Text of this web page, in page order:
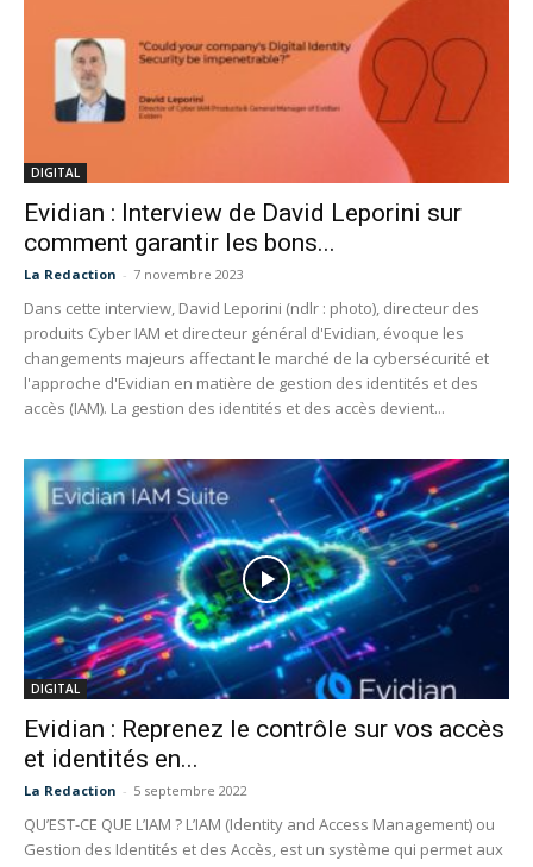
DIGITAL
Evidian : Interview de David Leporini sur
comment garantir les bons...
La Redaction - 7 novembre 2023
Dans cette interview, David Leporini (ndlr : photo), directeur des
produits Cyber IAM et directeur général d'Evidian, évoque les
changements majeurs affectant le marché de la cybersécurité et
l'approche d'Evidian en matière de gestion des identités et des
accès (IAM). La gestion des identités et des accès devient...
DIGITAL
Evidian : Reprenez le contrôle sur vos accès
et identités en...
La Redaction - 5 septembre 2022
QU’EST-CE QUE L’IAM ? L’IAM (Identity and Access Management) ou
Gestion des Identités et des Accès, est un système qui permet aux